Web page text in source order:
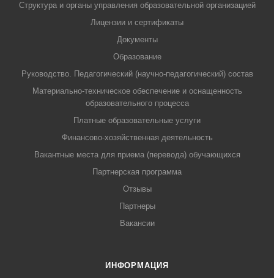
Структура и органы управления образовательной организацией
Лицензии и сертификаты
Документы
Образование
Руководство. Педагогический (научно-педагогический) состав
Материально-техническое обеспечение и оснащенность
образовательного процесса
Платные образовательные услуги
Финансово-хозяйственная деятельность
Вакантные места для приема (перевода) обучающихся
Партнерская программа
Отзывы
Партнеры
Вакансии
ИНФОРМАЦИЯ